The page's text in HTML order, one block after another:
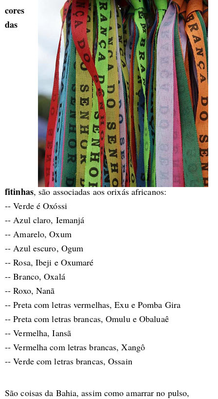
cores
das
fitinhas, são associadas aos orixás africanos:
-- Verde é Oxóssi
-- Azul claro, Iemanjá
-- Amarelo, Oxum
-- Azul escuro, Ogum
-- Rosa, Ibeji e Oxumaré
-- Branco, Oxalá
-- Roxo, Nanã
-- Preta com letras vermelhas, Exu e Pomba Gira
-- Preta com letras brancas, Omulu e Obaluaê
-- Vermelha, Iansã
-- Vermelha com letras brancas, Xangô
-- Verde com letras brancas, Ossain
São coisas da Bahia, assim como amarrar no pulso,